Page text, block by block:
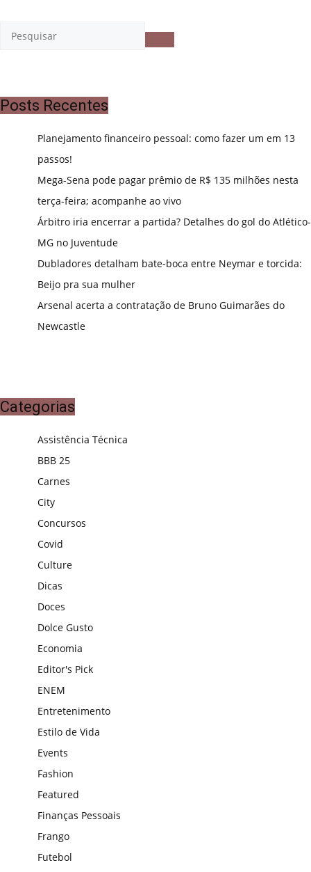
Posts Recentes
Planejamento financeiro pessoal: como fazer um em 13
passos!
Mega-Sena pode pagar prêmio de R$ 135 milhões nesta
terça-feira; acompanhe ao vivo
Árbitro iria encerrar a partida? Detalhes do gol do Atlético-
MG no Juventude
Dubladores detalham bate-boca entre Neymar e torcida:
Beijo pra sua mulher
Arsenal acerta a contratação de Bruno Guimarães do
Newcastle
Categorias
Assistência Técnica
BBB 25
Carnes
City
Concursos
Covid
Culture
Dicas
Doces
Dolce Gusto
Economia
Editor's Pick
ENEM
Entretenimento
Estilo de Vida
Events
Fashion
Featured
Finanças Pessoais
Frango
Futebol